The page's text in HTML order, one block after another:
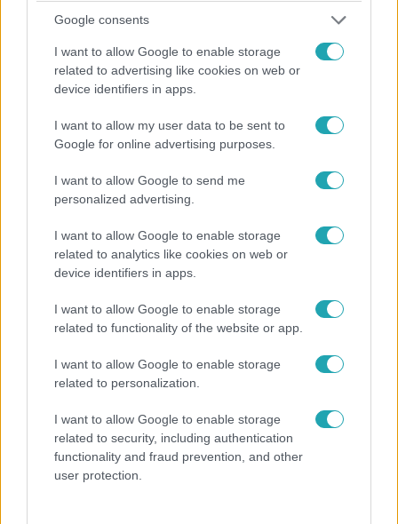
Google consents
I want to allow Google to enable storage
related to advertising like cookies on web or
device identifiers in apps.
I want to allow my user data to be sent to
Google for online advertising purposes.
I want to allow Google to send me
personalized advertising.
I want to allow Google to enable storage
related to analytics like cookies on web or
device identifiers in apps.
I want to allow Google to enable storage
related to functionality of the website or app.
I want to allow Google to enable storage
related to personalization.
I want to allow Google to enable storage
related to security, including authentication
functionality and fraud prevention, and other
user protection.
Hatásos a Favipiravir gyógyszer a Covid­-19
tüneteivel szemben!
Az elmúlt hetekben lehetett olvasni a favipiravir nevű
szerről: a japán klinikai kísérletek bizonyították, hatékony